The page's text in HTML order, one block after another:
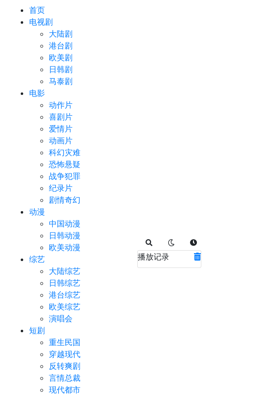
首页
电视剧
大陆剧
港台剧
欧美剧
日韩剧
马泰剧
电影
动作片
喜剧片
爱情片
动画片
科幻灾难
恐怖悬疑
战争犯罪
纪录片
剧情奇幻
动漫
中国动漫
日韩动漫
欧美动漫
综艺
大陆综艺
日韩综艺
港台综艺
欧美综艺
演唱会
短剧
重生民国
穿越现代
反转爽剧
言情总裁
现代都市
播放记录